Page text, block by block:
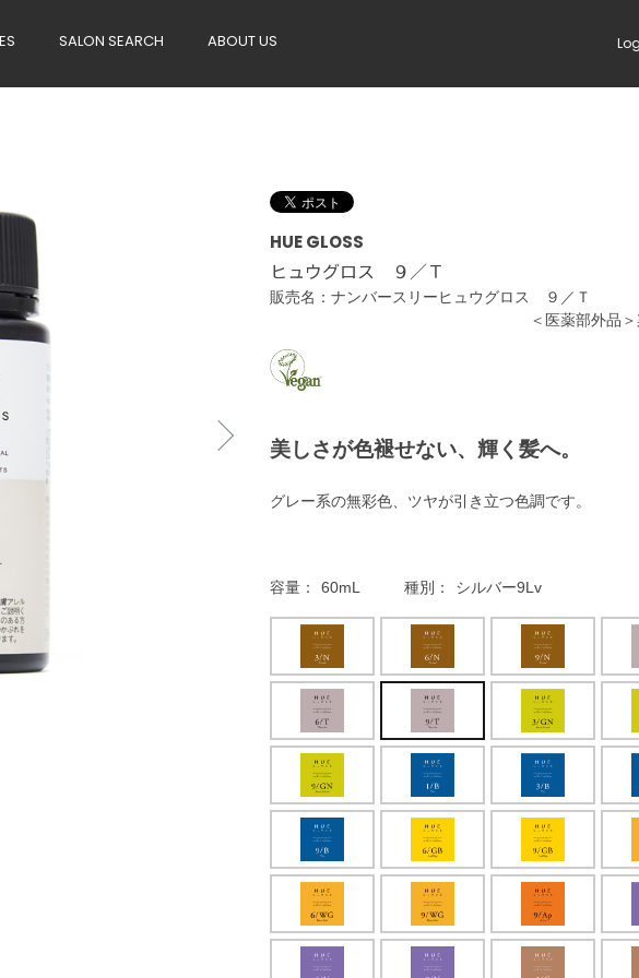
SALON SEARCH ABOUT US
HUE GLOSS
ヒュウグロス ９／Ｔ
販売名：ナンバースリーヒュウグロス ９／Ｔ
＜医薬部外品＞染毛剤
美しさが色褪せない、輝く髪へ。
グレー系の無彩色、ツヤが引き立つ色調です。
容量 60mL 種別 シルバー9Lv